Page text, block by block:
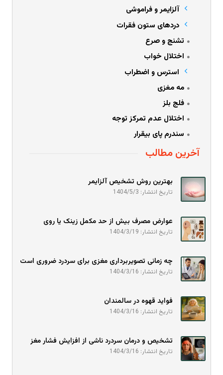
آلزایمر و فراموشی
دردهای ستون فقرات
تشنج و صرع
اختلال خواب
استرس و اضطراب
مه مغزی
فلج بلز
اختلال عدم تمرکز توجه
سندرم پای بیقرار
آخرین مطالب
بهترین روش تشخیص آلزایمر
تاریخ انتشار: 1404/5/3
عوارض مصرف بیش از حد مکمل زینک یا روی
تاریخ انتشار: 1404/3/19
چه زمانی تصویربرداری مغزی برای سردرد ضروری است
تاریخ انتشار: 1404/3/16
فواید قهوه در سالمندان
تاریخ انتشار: 1404/3/16
تشخیص و درمان سردرد ناشی از افزایش فشار مغز
تاریخ انتشار: 1404/3/16